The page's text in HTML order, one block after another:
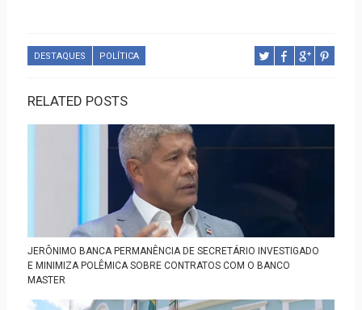
DESTAQUES POLÍTICA
RELATED POSTS
JERÔNIMO BANCA PERMANÊNCIA DE SECRETÁRIO INVESTIGADO
E MINIMIZA POLÊMICA SOBRE CONTRATOS COM O BANCO
MASTER